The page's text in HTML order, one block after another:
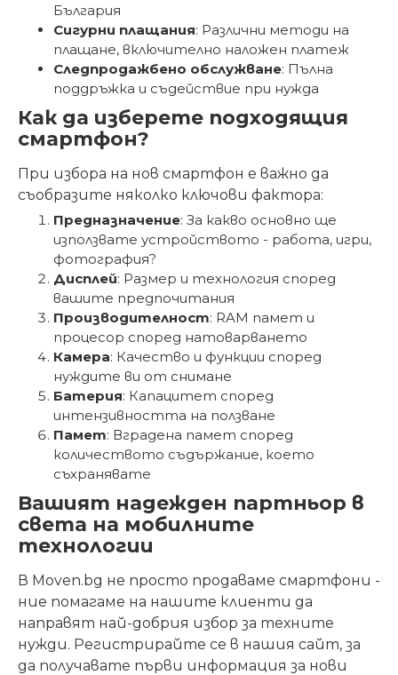
България
Сигурни плащания: Различни методи на
плащане, включително наложен платеж
Следпродажбено обслужване: Пълна
поддръжка и съдействие при нужда
Как да изберете подходящия
смартфон?
При избора на нов смартфон е важно да
съобразите няколко ключови фактора:
Предназначение: За какво основно ще
използвате устройството - работа, игри,
фотография?
Дисплей: Размер и технология според
вашите предпочитания
Производителност: RAM памет и
процесор според натоварването
Камера: Качество и функции според
нуждите ви от снимане
Батерия: Капацитет според
интензивността на ползване
Памет: Вградена памет според
количеството съдържание, което
съхранявате
Вашият надежден партньор в
света на мобилните
технологии
В Moven.bg не просто продаваме смартфони -
ние помагаме на нашите клиенти да
направят най-добрия избор за техните
нужди. Регистрирайте се в нашия сайт, за
да получавате първи информация за нови